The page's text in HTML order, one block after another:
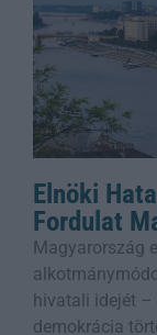
Elnöki
Fordulat
Magyarország
hivatali idejét
demokrácia